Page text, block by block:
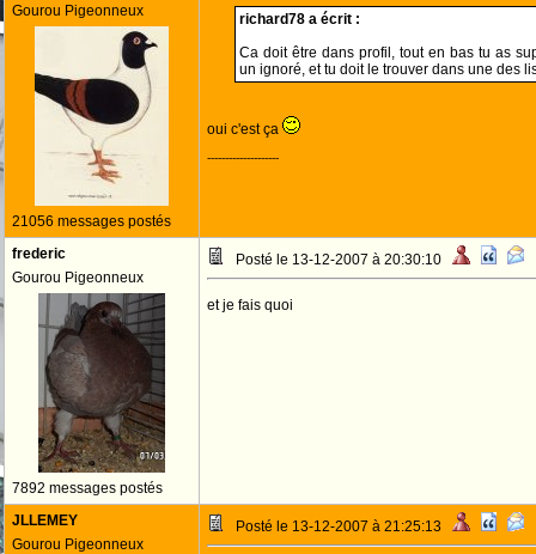
Gourou Pigeonneux
21056 messages postés
richard78 a écrit :
Ca doit être dans profil, tout en bas tu as
un ignoré, et tu doit le trouver dans une des
oui c'est ça
--------------------
frederic
Gourou Pigeonneux
7892 messages postés
Posté le 13-12-2007 à 20:30:10
et je fais quoi
JLLEMEY
Gourou Pigeonneux
Posté le 13-12-2007 à 21:25:13